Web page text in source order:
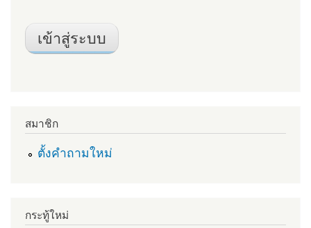
สมาชิก
ตั้งคำถามใหม่
กระทู้ใหม่